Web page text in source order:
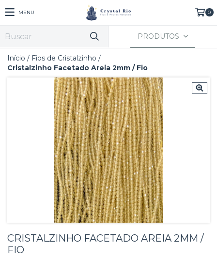
MENU 0
PRODUTOS
Início / Fios de Cristalzinho /
Cristalzinho Facetado Areia 2mm / Fio
CRISTALZINHO FACETADO AREIA 2MM /
FIO